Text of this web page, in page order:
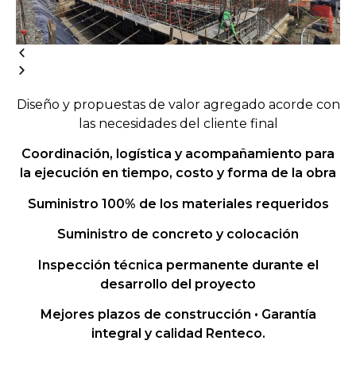
Diseño y propuestas de valor agregado acorde con
las necesidades del cliente final
Coordinación, logística y acompañamiento para
la ejecución en tiempo, costo y forma de la obra
Suministro 100% de los materiales requeridos
Suministro de concreto y colocación
Inspección técnica permanente durante el
desarrollo del proyecto
Mejores plazos de construcción • Garantía
integral y calidad Renteco.